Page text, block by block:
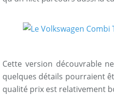
Cette version découvrable
quelques détails pourraient
qualité prix est relativement